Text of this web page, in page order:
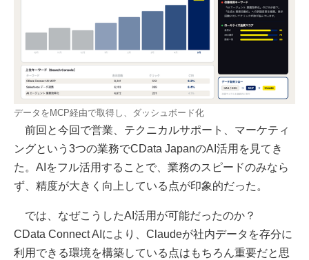
データをMCP経由で取得し、ダッシュボード化
前回と今回で営業、テクニカルサポート、マーケティ
ングという3つの業務でCData JapanのAI活用を見てき
た。AIをフル活用することで、業務のスピードのみなら
ず、精度が大きく向上している点が印象的だった。
では、なぜこうしたAI活用が可能だったのか？
CData Connect AIにより、Claudeが社内データを存分に
利用できる環境を構築している点はもちろん重要だと思